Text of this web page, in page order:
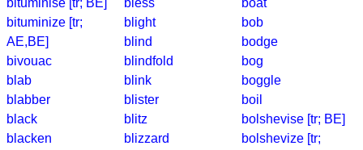
bituminise [tr; BE]
bituminize [tr;
AE,BE]
bivouac
blab
blabber
black
blacken
bless
blight
blind
blindfold
blink
blister
blitz
blizzard
boat
bob
bodge
bog
boggle
boil
bolshevise [tr; BE]
bolshevize [tr;